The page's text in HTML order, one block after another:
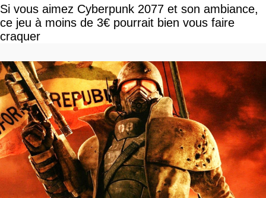
Si vous aimez Cyberpunk 2077 et son ambiance,
ce jeu à moins de 3€ pourrait bien vous faire
craquer